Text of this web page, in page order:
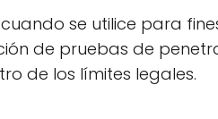
se utilice para
de pruebas de
de los límites legales.